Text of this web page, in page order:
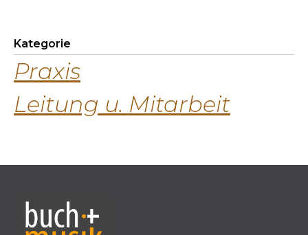
Kategorie
Praxis
Leitung u. Mitarbeit